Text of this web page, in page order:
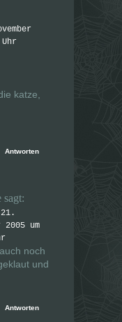
katze,
Antworten
sagt:
2005 um
noch
und
Antworten